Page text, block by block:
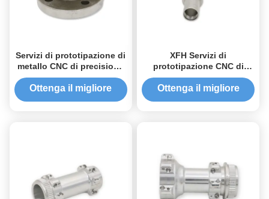
Servizi di prototipazione di
metallo CNC di precisione
Parti in acciaio
inossidabile anodizzato
Ottenga il migliore
XFH Servizi di
prototipazione CNC di
precisione Parti metalliche
personalizzate
Anodizzazione lucidatura
Ottenga il migliore